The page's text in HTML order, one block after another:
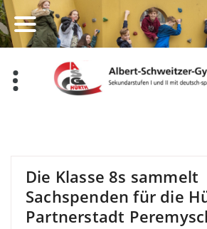
Zum
Inhalt
springen
Die Klasse 8s sammelt
Sachspenden für die
Partnerstadt